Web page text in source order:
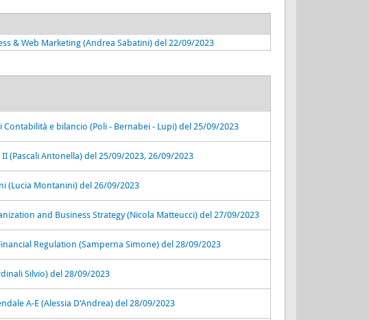
& Web Marketing (Andrea Sabatini) del 22/09/2023
Contabilità e bilancio (Poli - Bernabei - Lupi) del 25/09/2023
(Pascali Antonella) del 25/09/2023, 26/09/2023
(Lucia Montanini) del 26/09/2023
and Business Strategy (Nicola Matteucci) del 27/09/2023
Regulation (Samperna Simone) del 28/09/2023
Silvio) del 28/09/2023
A-E (Alessia D'Andrea) del 28/09/2023